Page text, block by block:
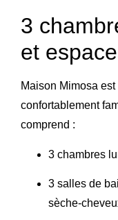
3
et
Maison Mimosa
confortablement
comprend :
3 chambres
3 salles de
sèche-